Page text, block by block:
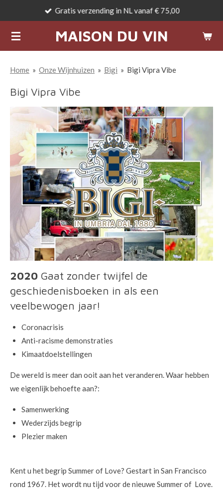
naar
de
MAISON DU VIN
Gratis verzending in NL vanaf € 75,00
Home » Onze Wijnhuizen » Bigi » Bigi Vipra Vibe
Bigi Vipra Vibe
2020 Gaat zonder twijfel de
geschiedenisboeken in als een
veelbewogen jaar!
Coronacrisis
Anti-racisme demonstraties
Kimaatdoelstellingen
De wereld is meer dan ooit aan het veranderen. Waar hebben
we eigenlijk behoefte aan?:
Samenwerking
Wederzijds begrip
Plezier maken
Kent u het begrip Summer of Love? Gestart in San Francisco
rond 1967. Het wordt nu tijd voor de nieuwe Summer of Love.